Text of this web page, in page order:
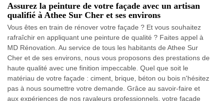
Assurez la peinture de votre façade avec un artisan
qualifié à Athee Sur Cher et ses environs
Vous êtes en train de rénover votre façade ? Et vous souhaitez
rafraîchir en appliquant une peinture de qualité ? Faites appel à
MD Rénovation. Au service de tous les habitants de Athee Sur
Cher et de ses environs, nous vous proposons des prestations de
haute qualité avec une finition impeccable. Quel que soit le
matériau de votre façade : ciment, brique, béton ou bois n'hésitez
pas à nous soumettre votre demande. Grâce au savoir-faire et
aux expériences de nos ravaleurs professionnels, votre façade